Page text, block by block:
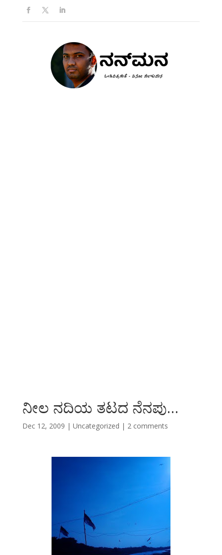
ನೀಲ ನದಿಯ ತಟದ ನೆನಪು…
Dec 12, 2009 | Uncategorized | 2 comments